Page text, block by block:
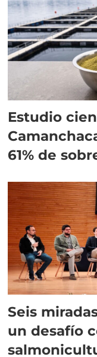
Estudio
61% de
Seis
un desafío